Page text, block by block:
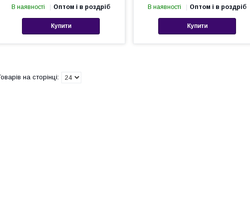
В наявності Оптом і в роздріб
Купити
В наявності Оптом і в роздріб
Купити